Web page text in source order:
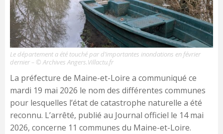
Le département a été touché par d’importantes inondations en février
dernier – © Archives Angers.Villactu.fr
La préfecture de Maine-et-Loire a communiqué ce
mardi 19 mai 2026 le nom des différentes communes
pour lesquelles l’état de catastrophe naturelle a été
reconnu. L’arrêté, publié au Journal officiel le 14 mai
2026, concerne 11 communes du Maine-et-Loire.